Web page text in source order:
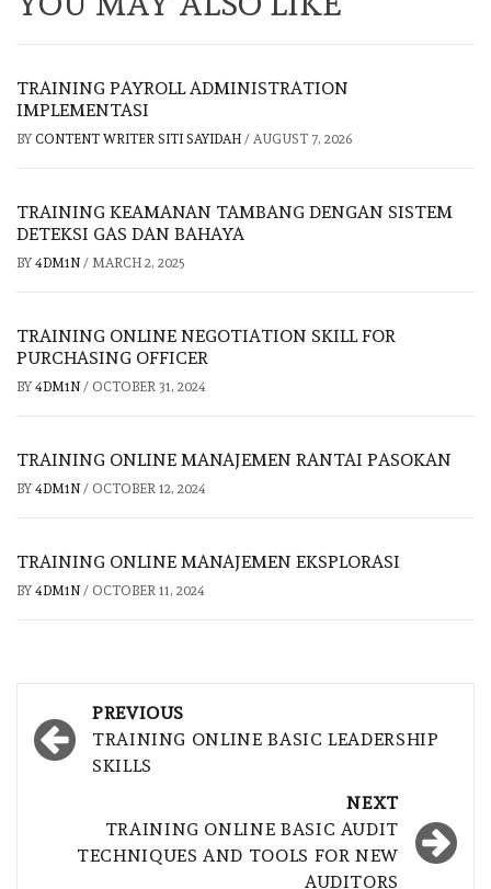
TRAINING PAYROLL ADMINISTRATION
IMPLEMENTASI
BY CONTENT WRITER SITI SAYIDAH / AUGUST 7, 2026
TRAINING KEAMANAN TAMBANG DENGAN SISTEM
DETEKSI GAS DAN BAHAYA
BY 4DM1N / MARCH 2, 2025
TRAINING ONLINE NEGOTIATION SKILL FOR
PURCHASING OFFICER
BY 4DM1N / OCTOBER 31, 2024
TRAINING ONLINE MANAJEMEN RANTAI PASOKAN
BY 4DM1N / OCTOBER 12, 2024
TRAINING ONLINE MANAJEMEN EKSPLORASI
BY 4DM1N / OCTOBER 11, 2024
Post
navigation
PREVIOUS
TRAINING ONLINE BASIC LEADERSHIP
SKILLS
NEXT
TRAINING ONLINE BASIC AUDIT
TECHNIQUES AND TOOLS FOR NEW
AUDITORS